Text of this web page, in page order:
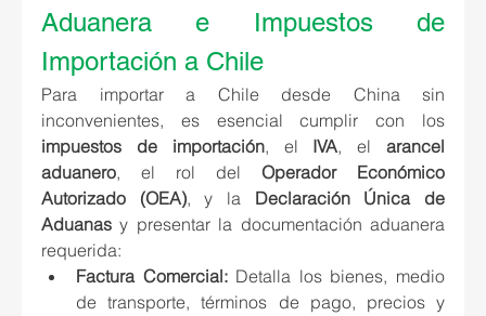
Aduanera e Impuestos de
Importación a Chile
Para importar a Chile desde China sin
impuestos de importación, el IVA, el arancel
aduanero, el rol del Operador Económico
Autorizado (OEA), y la Declaración Única de
Aduanas y presentar la documentación aduanera
requerida:
Factura Comercial: Detalla los bienes, medio
de transporte, términos de pago, precios y